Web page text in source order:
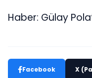
Haber: Gülay
Facebook X